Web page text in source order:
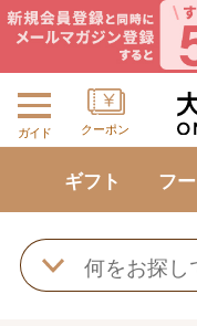
ガイド クーポン
ギフト フ